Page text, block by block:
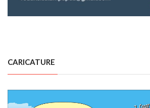
CARICATURE